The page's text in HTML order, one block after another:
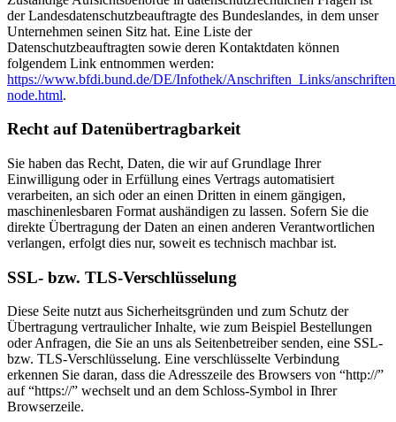
der Landesdatenschutzbeauftragte des Bundeslandes, in dem unser
Unternehmen seinen Sitz hat. Eine Liste der
Datenschutzbeauftragten sowie deren Kontaktdaten können
folgendem Link entnommen werden:
https://www.bfdi.bund.de/DE/Infothek/Anschriften_Links/
node.html.
Recht auf Datenübertragbarkeit
Sie haben das Recht, Daten, die wir auf Grundlage Ihrer
Einwilligung oder in Erfüllung eines Vertrags automatisiert
verarbeiten, an sich oder an einen Dritten in einem gängigen,
maschinenlesbaren Format aushändigen zu lassen. Sofern Sie die
direkte Übertragung der Daten an einen anderen Verantwortlichen
verlangen, erfolgt dies nur, soweit es technisch machbar ist.
SSL- bzw. TLS-Verschlüsselung
Diese Seite nutzt aus Sicherheitsgründen und zum Schutz der
Übertragung vertraulicher Inhalte, wie zum Beispiel Bestellungen
oder Anfragen, die Sie an uns als Seitenbetreiber senden, eine SSL-
bzw. TLS-Verschlüsselung. Eine verschlüsselte Verbindung
erkennen Sie daran, dass die Adresszeile des Browsers von “http://”
auf “https://” wechselt und an dem Schloss-Symbol in Ihrer
Browserzeile.